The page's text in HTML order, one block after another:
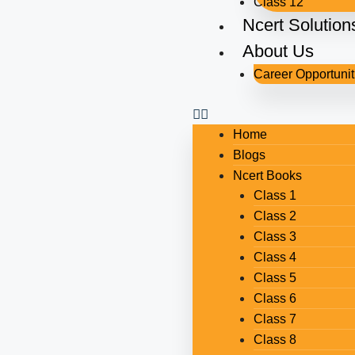
Ncert
About Us
Career
Home
Blogs
Ncert Books
Class 1
Class 2
Class 3
Class 4
Class 5
Class 6
Class 7
Class 8